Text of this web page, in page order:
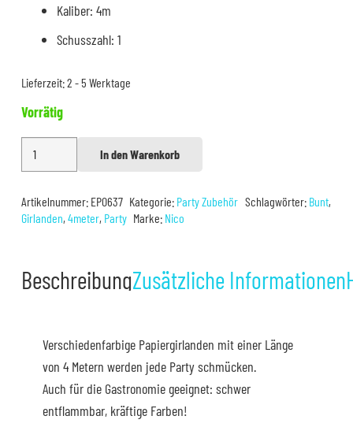
Kaliber: 4m
Schusszahl: 1
Lieferzeit:2 - 5 Werktage
Vorrätig
Nico
Girlanden
4m
In den Warenkorb
Alternative:
Artikelnummer: EP0637 Kategorie: Party Zubehör Schlagwörter: Bunt,
Girlanden, 4meter, Party Marke: Nico
BeschreibungZusätzliche Informationen
Verschiedenfarbige Papiergirlanden mit einer Länge
von 4 Metern werden jede Party schmücken.
Auch für die Gastronomie geeignet: schwer
entflammbar, kräftige Farben!